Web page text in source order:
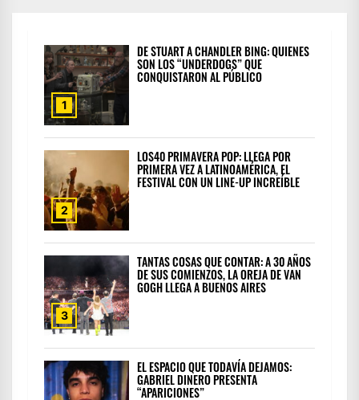
1
DE STUART A CHANDLER BING: QUIENES
SON LOS “UNDERDOGS” QUE
CONQUISTARON AL PÚBLICO
2
LOS40 PRIMAVERA POP: LLEGA POR
PRIMERA VEZ A LATINOAMÉRICA, EL
FESTIVAL CON UN LINE-UP INCREÍBLE
3
TANTAS COSAS QUE CONTAR: A 30 AÑOS
DE SUS COMIENZOS, LA OREJA DE VAN
GOGH LLEGA A BUENOS AIRES
EL ESPACIO QUE TODAVÍA DEJAMOS:
GABRIEL DINERO PRESENTA
“APARICIONES”